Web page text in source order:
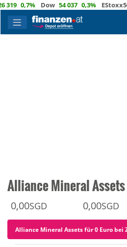
0,7% Dow 54 037 0,3% EStoxx50 6
Alliance Mineral
0,00SGD 0,00SGD
Alliance Mineral Assets für 0 Euro bei